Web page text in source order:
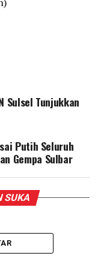
Sulsel Tunjukkan
Putih Seluruh
Gempa Sulbar
SUKA